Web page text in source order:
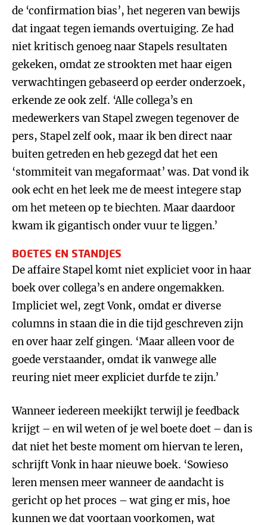
de ‘confirmation bias’, het negeren van bewijs
dat ingaat tegen iemands overtuiging. Ze had
niet kritisch genoeg naar Stapels resultaten
gekeken, omdat ze strookten met haar eigen
verwachtingen gebaseerd op eerder onderzoek,
erkende ze ook zelf. ‘Alle collega’s en
medewerkers van Stapel zwegen tegenover de
pers, Stapel zelf ook, maar ik ben direct naar
buiten getreden en heb gezegd dat het een
‘stommiteit van megaformaat’ was. Dat vond ik
ook echt en het leek me de meest integere stap
om het meteen op te biechten. Maar daardoor
kwam ik gigantisch onder vuur te liggen.’
BOETES EN STANDJES
De affaire Stapel komt niet expliciet voor in haar
boek over collega’s en andere ongemakken.
Impliciet wel, zegt Vonk, omdat er diverse
columns in staan die in die tijd geschreven zijn
en over haar zelf gingen. ‘Maar alleen voor de
goede verstaander, omdat ik vanwege alle
reuring niet meer expliciet durfde te zijn.’
Wanneer iedereen meekijkt terwijl je feedback
krijgt – en wil weten of je wel boete doet – dan is
dat niet het beste moment om hiervan te leren,
schrijft Vonk in haar nieuwe boek. ‘Sowieso
leren mensen meer wanneer de aandacht is
gericht op het proces – wat ging er mis, hoe
kunnen we dat voortaan voorkomen, wat